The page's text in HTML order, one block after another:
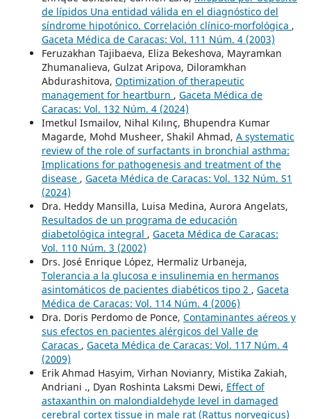
de lípidos Una entidad válida en el diagnóstico del
síndrome hipotónico. Correlación clínico-morfológica ,
Gaceta Médica de Caracas: Vol. 111 Núm. 4 (2003)
Feruzakhan Tajibaeva, Eliza Bekeshova, Mayramkan
Zhumanalieva, Gulzat Aripova, Diloramkhan
Abdurashitova, Optimization of therapeutic
management for heartburn , Gaceta Médica de
Caracas: Vol. 132 Núm. 4 (2024)
Imetkul Ismailov, Nihal Kılınç, Bhupendra Kumar
Magarde, Mohd Musheer, Shakil Ahmad, A systematic
review of the role of surfactants in bronchial asthma:
Implications for pathogenesis and treatment of the
disease , Gaceta Médica de Caracas: Vol. 132 Núm. S1
(2024)
Dra. Heddy Mansilla, Luisa Medina, Aurora Angelats,
Resultados de un programa de educación
diabetológica integral , Gaceta Médica de Caracas:
Vol. 110 Núm. 3 (2002)
Drs. José Enrique López, Hermaliz Urbaneja,
Tolerancia a la glucosa e insulinemia en hermanos
asintomáticos de pacientes diabéticos tipo 2 , Gaceta
Médica de Caracas: Vol. 114 Núm. 4 (2006)
Dra. Doris Perdomo de Ponce, Contaminantes aéreos y
sus efectos en pacientes alérgicos del Valle de
Caracas , Gaceta Médica de Caracas: Vol. 117 Núm. 4
(2009)
Erik Ahmad Hasyim, Virhan Novianry, Mistika Zakiah,
Andriani ., Dyan Roshinta Laksmi Dewi, Effect of
astaxanthin on malondialdehyde level in damaged
cerebral cortex tissue in male rat (Rattus norvegicus)